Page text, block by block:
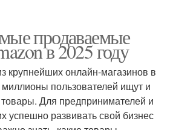
продаваемые
в 2025 году
крупнейших онлайн-магазинов в
пользователей ищут и
Для предпринимателей и
успешно развивать свой бизнес